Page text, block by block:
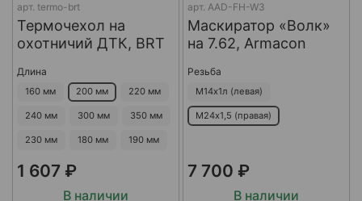
арт. termo-brt
Термочехол на
охотничий ДТК, BRT
Длина
160 мм 200 мм 220 мм
240 мм 300 мм 350 мм
230 мм 180 мм 190 мм
1 607 ₽
В наличии
арт. AAD-FH-W3
Маскиратор «Волк»
на 7.62, Armacon
Резьба
М14х1л (левая)
М24х1,5 (правая)
7 700 ₽
В наличии